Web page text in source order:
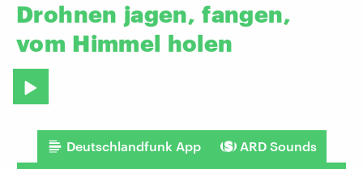
Drohnen jagen, fangen,
vom Himmel holen
Deutschlandfunk App ARD Sounds